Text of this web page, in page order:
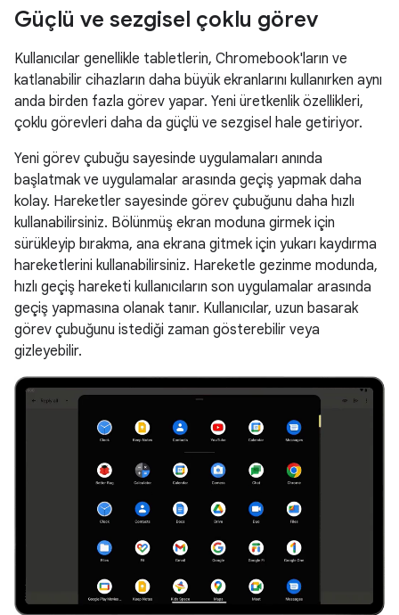
Güçlü ve sezgisel çoklu görev
Kullanıcılar genellikle tabletlerin, Chromebook'ların ve
katlanabilir cihazların daha büyük ekranlarını kullanırken aynı
anda birden fazla görev yapar. Yeni üretkenlik özellikleri,
çoklu görevleri daha da güçlü ve sezgisel hale getiriyor.
Yeni görev çubuğu sayesinde uygulamaları anında
başlatmak ve uygulamalar arasında geçiş yapmak daha
kolay. Hareketler sayesinde görev çubuğunu daha hızlı
kullanabilirsiniz. Bölünmüş ekran moduna girmek için
sürükleyip bırakma, ana ekrana gitmek için yukarı kaydırma
hareketlerini kullanabilirsiniz. Hareketle gezinme modunda,
hızlı geçiş hareketi kullanıcıların son uygulamalar arasında
geçiş yapmasına olanak tanır. Kullanıcılar, uzun basarak
görev çubuğunu istediği zaman gösterebilir veya
gizleyebilir.